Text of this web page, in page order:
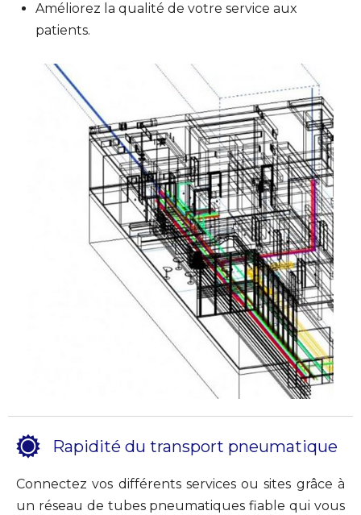
Améliorez la qualité de votre service aux
patients.
Rapidité du transport pneumatique
Connectez vos différents services ou sites grâce à
un réseau de tubes pneumatiques fiable qui vous